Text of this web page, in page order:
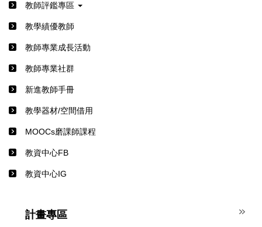
教師評鑑專區
教學績優教師
教師專業成長活動
教師專業社群
新進教師手冊
教學器材/空間借用
MOOCs磨課師課程
教資中心FB
教資中心IG
計畫專區